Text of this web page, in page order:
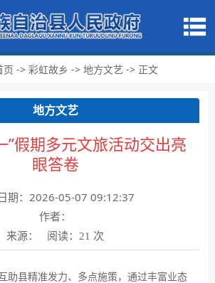
页 -> 彩虹故乡 -> 地方文艺 -> 正文
地方文艺
”假期多元文旅活动交出亮
眼答卷
期：2026-05-07 09:12:37
作者：
来源： 阅读：
21 次
助县精准发力、多点施策，通过丰富业态